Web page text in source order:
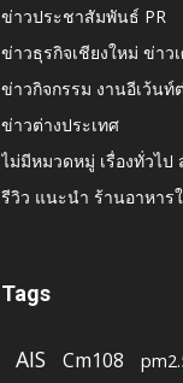
ข่าวประชาสัมพันธ์ PR
ข่าวธุรกิจเชียงใหม่ ข่าว
ข่าวกิจกรรม งานอีเว้นท์
ข่าวต่างประเทศ
ไม่มีหมวดหมู่ เรื่องทั่วไป
รีวิว แนะนำ ร้านอาหาร
Tags
AIS Cm108